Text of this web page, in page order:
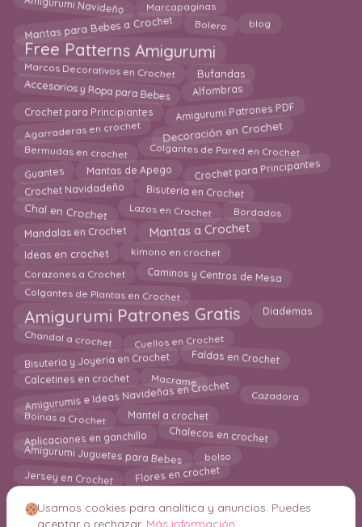
Amigurumi Navideño Marcapaginas
Mantas para Bebes a Crochet Bolero blog
Free Patterns Amigurumi
Marcos Decorativos en Crochet Bufandas
Accesorios y Ropa para Bebes Alfombras
Crochet para Principiantes Amigurumi Patrones PDF
Agarraderas en crochet Decoración en Crochet
Bermudas en crochet Colgantes de Pared en Crochet
Guantes Mantas de Apego Crochet para Principantes
Crochet Navidadeño Bisutería en Crochet
Chal en Crochet Lazos en Crochet Bordados
Mandalas en Crochet Mantas a Crochet
Ideas en crochet kimono en crochet
Corazones a Crochet Caminos y Centros de Mesa
Colgantes de Plantas en Crochet
Amigurumi Patrones Gratis Diademas
Chandal a crochet Cuellos en Crochet
Bisuteria y Joyeria en Crochet Faldas en Crochet
Calcetines en crochet Macrame
Amigurumis e Ideas Navideñas en Crochet Cazadora
Boinas a Crochet Mantel a crochet
Aplicaciones en ganchillo Chalecos en crochet
Amigurumi Juguetes para Bebes bolso
Jersey en Crochet Flores en crochet
Usamos cookies para analítica y anuncios. Puedes